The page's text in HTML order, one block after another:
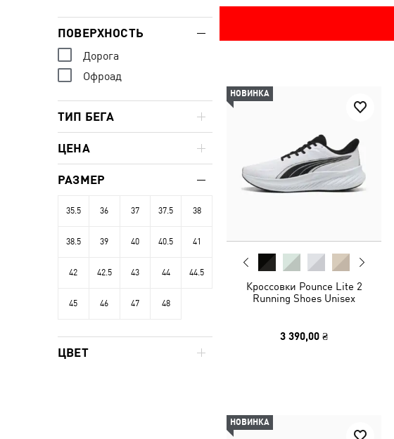
НОВИНКА
Кроссовки Pounce Lite 2
Running Shoes Unisex
3 390,00 ₴
НОВИНКА
ПОВЕРХНОСТЬ
Дорога
Офроад
ТИП БЕГА
ЦЕНА
РАЗМЕР
35.5 36 37 37.5 38
38.5 39 40 40.5 41
42 42.5 43 44 44.5
45 46 47 48
ЦВЕТ